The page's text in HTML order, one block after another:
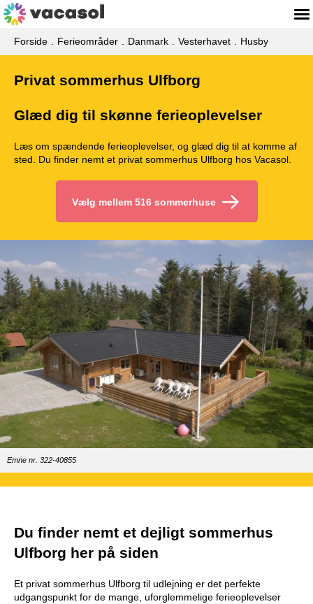
Forside Ferieområder Danmark Vesterhavet Husby
Privat sommerhus Ulfborg
Glæd dig til skønne ferieoplevelser
Læs om spændende ferieoplevelser, og glæd dig til at komme af
sted. Du finder nemt et privat sommerhus Ulfborg hos Vacasol.
Vælg mellem 516 sommerhuse
Emne nr. 322-40855
Du finder nemt et dejligt sommerhus
Ulfborg her på siden
Et privat sommerhus Ulfborg til udlejning er det perfekte
udgangspunkt for de mange, uforglemmelige ferieoplevelser